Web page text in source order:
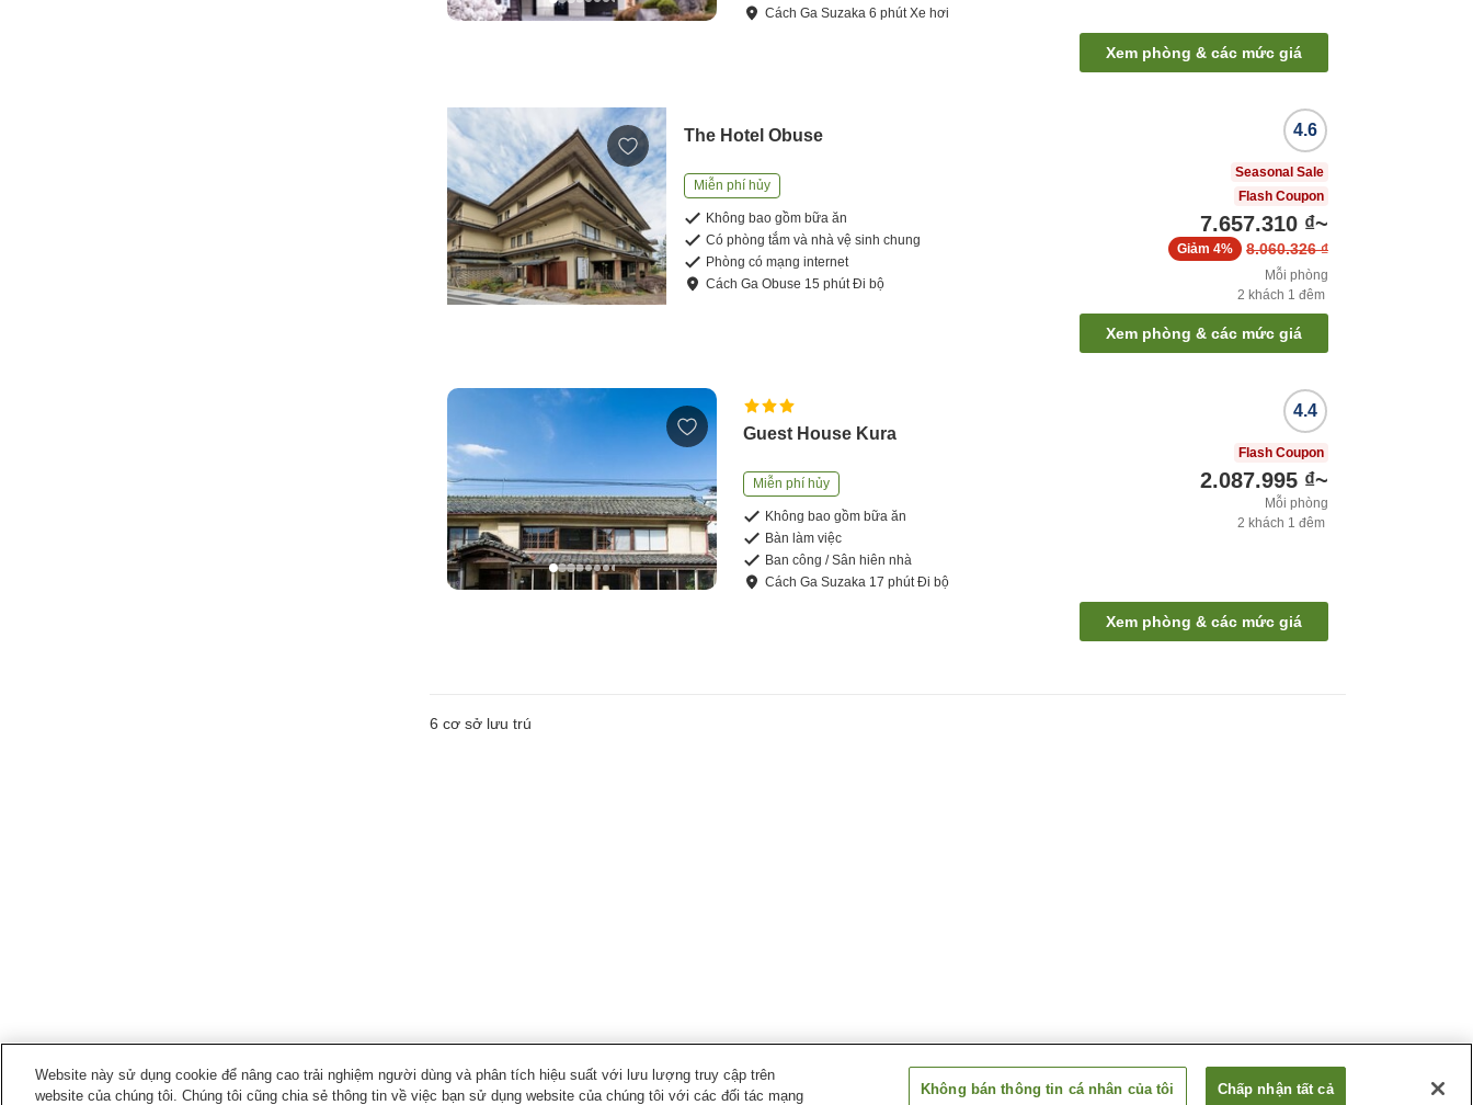
CáchGa Suzaka6 phútXe hơi
Xem phòng & các mức giá
The Hotel Obuse
Miễn phí hủy
Không bao gồm bữa ăn
Có phòng tắm và nhà vệ sinh chung
Phòng có mạng internet
CáchGa Obuse 15 phútĐi bộ
4.6
Seasonal Sale
Flash Coupon
7.657.310 ₫~
8.060.326 ₫
Giảm 4%
Mỗi phòng
2 khách 1 đêm
Xem phòng & các mức giá
Guest House Kura
Miễn phí hủy
Không bao gồm bữa ăn
Bàn làm việc
Ban công / Sân hiên nhà
CáchGa Suzaka 17 phútĐi bộ
4.4
Flash Coupon
2.087.995 ₫~
Mỗi phòng
2 khách 1 đêm
Xem phòng & các mức giá
6 cơ sở lưu trú
Website này sử dụng cookie để nâng cao trải nghiệm người dùng và phân tích hiệu suất với lưu lượng truy cập trên
website của chúng tôi. Chúng tôi cũng chia sẻ thông tin về việc bạn sử dụng website của chúng tôi với các đối tác mạng
Không bán thông tin cá nhân của tôi Chấp nhận tất cả